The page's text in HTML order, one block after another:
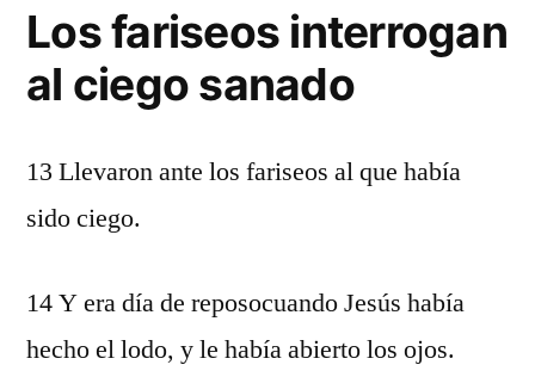
Los fariseos interrogan
al ciego sanado
13 Llevaron ante los fariseos al que había
sido ciego.
14 Y era día de reposocuando Jesús había
hecho el lodo, y le había abierto los ojos.